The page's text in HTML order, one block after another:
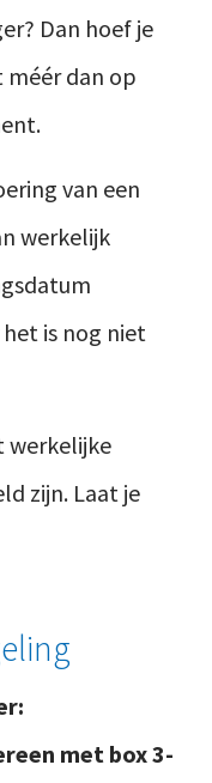
Dan hoef je
dan op
van een
werkelijk
het is nog niet
werkelijke
zijn. Laat je
met box 3-